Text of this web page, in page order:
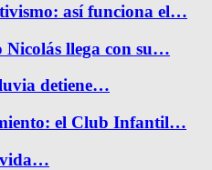
así funciona el…
Nicolás llega con su…
detiene…
el Club Infantil…
vida…